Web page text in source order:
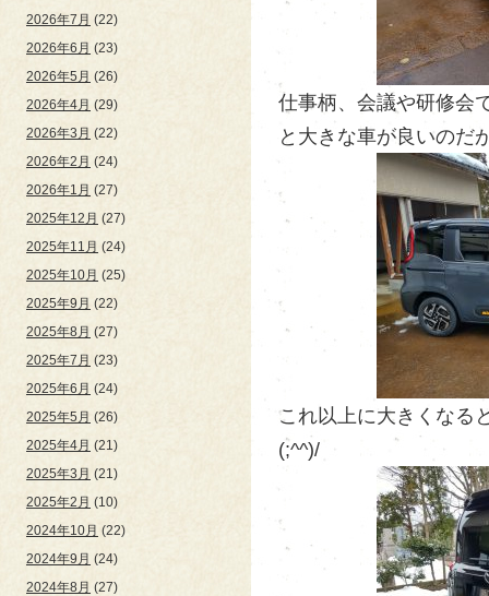
2026年7月 (22)
2026年6月 (23)
2026年5月 (26)
2026年4月 (29)
2026年3月 (22)
2026年2月 (24)
2026年1月 (27)
2025年12月 (27)
2025年11月 (24)
2025年10月 (25)
2025年9月 (22)
2025年8月 (27)
2025年7月 (23)
2025年6月 (24)
2025年5月 (26)
2025年4月 (21)
2025年3月 (21)
2025年2月 (10)
2024年10月 (22)
2024年9月 (24)
2024年8月 (27)
仕事柄、会議や研修会
と大きな車が良いのだ
これ以上に大きくなる
(;^^)/